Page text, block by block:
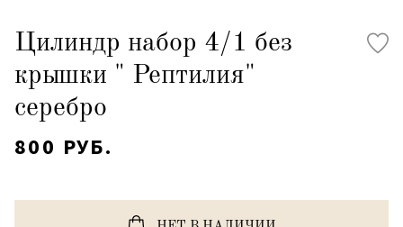
Цилиндр набор 4/1 без
крышки " Рептилия"
серебро
800 РУБ.